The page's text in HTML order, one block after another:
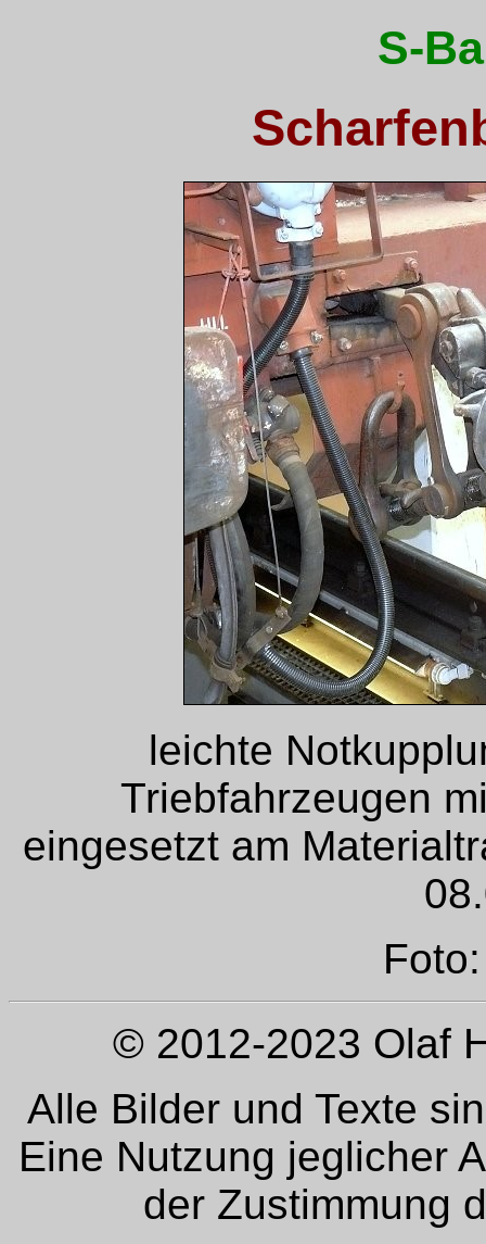
S-
leichte
Triebfahrzeugen
eingesetzt am
© 2012-2023 Olaf
Alle Bilder und Texte
Eine Nutzung jeglicher
der Zustimmung